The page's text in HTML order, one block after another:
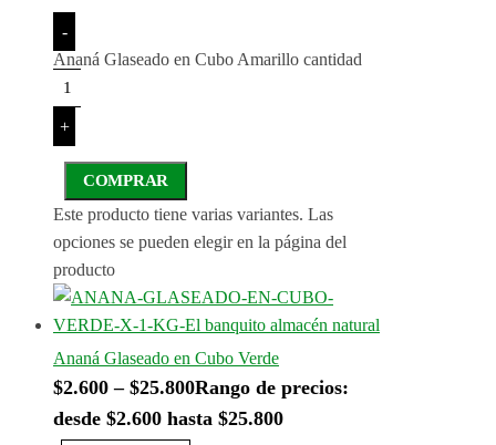
-
Ananá Glaseado en Cubo Amarillo cantidad
+
COMPRAR
Este producto tiene varias variantes. Las
opciones se pueden elegir en la página del
producto
Ananá Glaseado en Cubo Verde
$2.600 – $25.800Rango de precios:
desde $2.600 hasta $25.800